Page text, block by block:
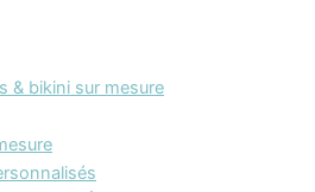
& bikini sur mesure